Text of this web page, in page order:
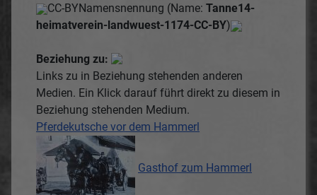
CC-BYNamensnennung (Name: Tanne14-
heimatverein-landwuest-1174-CC-BY)
Beziehung zu:
Links zu in Beziehung stehenden anderen
Medien. Ein Klick darauf führt direkt zu diesem in
Beziehung stehenden Medium.
Pferdekutsche vor dem Hammerl
Gasthof zum Hammerl